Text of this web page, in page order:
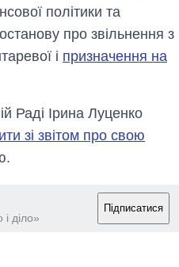
політики та
про звільнення з
і призначення на
Раді Ірина Луценко
зі звітом про свою
діло»
Підписатися